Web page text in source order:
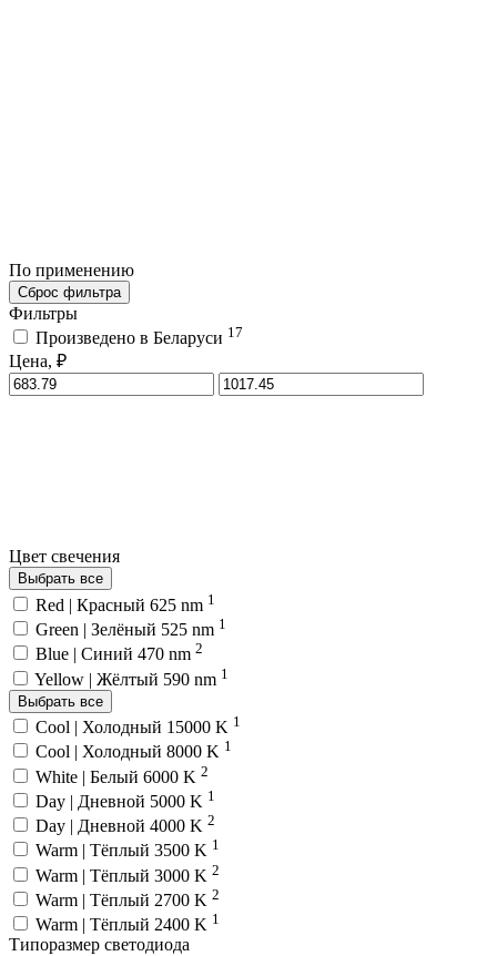
По применению
Сброс фильтра
Фильтры
Произведено в Беларуси 17
Цена, ₽
Цвет свечения
Выбрать все
Red | Красный 625 nm 1
Green | Зелёный 525 nm 1
Blue | Синий 470 nm 2
Yellow | Жёлтый 590 nm 1
Выбрать все
Cool | Холодный 15000 K 1
Cool | Холодный 8000 K 1
White | Белый 6000 K 2
Day | Дневной 5000 K 1
Day | Дневной 4000 K 2
Warm | Тёплый 3500 K 1
Warm | Тёплый 3000 K 2
Warm | Тёплый 2700 K 2
Warm | Тёплый 2400 K 1
Типоразмер светодиода